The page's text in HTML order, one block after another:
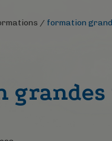
/ formation
grandes